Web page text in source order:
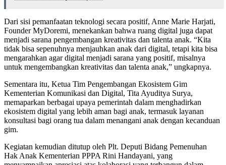
Dari sisi pemanfaatan teknologi secara positif, Anne Marie Harjati,
Founder MyDoremi, menekankan bahwa ruang digital juga dapat
menjadi sarana pengembangan kreativitas dan talenta anak. “Kita
tidak bisa sepenuhnya menjauhkan anak dari digital, tetapi kita bisa
mengarahkan agar digital menjadi sarana yang positif, misalnya
untuk mengembangkan kreativitas dan talenta anak,” ungkapnya.
Sementara itu, Ketua Tim Pengembangan Ekosistem Gim
Kementerian Komunikasi dan Digital, Tita Ayuditya Surya,
memaparkan berbagai upaya pemerintah dalam menghadirkan
ekosistem digital yang lebih aman bagi anak, termasuk layanan
konsultasi bagi orang tua dalam menangani anak dengan kecanduan
gim.
Kegiatan kemudian ditutup oleh Plt. Deputi Bidang Pemenuhan
Hak Anak Kementerian PPPA Rini Handayani, yang